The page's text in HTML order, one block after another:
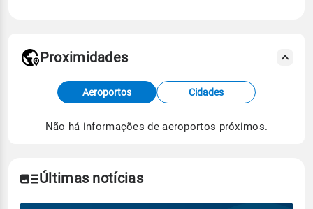
Fonte: dados combinados de estações
meteorológicas e satélite do Centro de Previsão
de Tempo e Estudos Climáticos (CPTEC).
Proximidades
Aeroportos Cidades
Não há informações de aeroportos próximos.
Últimas notícias